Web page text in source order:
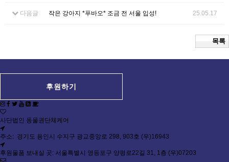
다음글 작은 강아지 *푸바오* 조금 전 서울 입성! 25.05.17
목록
후원하기
사단법인 동물권단체케어
주소: 경기도 용인시 수지구 광교중앙로 298, 903호 (우)16943
후원물품 보내실 곳: 서울특별시 영등포구 양평로22길 31, 1층 (우)07203